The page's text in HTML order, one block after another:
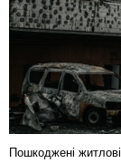
Пошкоджені